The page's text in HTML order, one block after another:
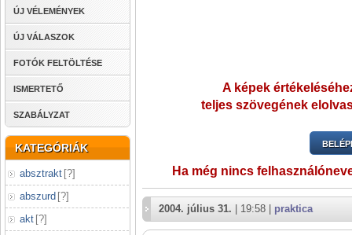
ÚJ VÉLEMÉNYEK
ÚJ VÁLASZOK
FOTÓK FELTÖLTÉSE
ISMERTETŐ
SZABÁLYZAT
KATEGÓRIÁK
absztrakt [?]
abszurd [?]
akt [?]
A képek
teljes szövegének
Ha még nincs
2004. július 31. | 19:58 | praktica